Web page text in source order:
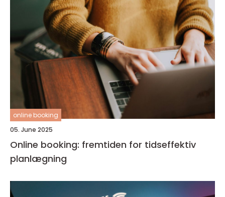
online booking
05. June 2025
Online booking: fremtiden for tidseffektiv
planlægning